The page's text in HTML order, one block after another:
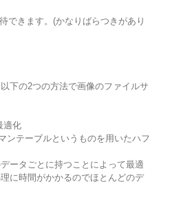
できます。(かなりばらつきがあり
下の2つの方法で画像のファイルサ
適化
ンテーブルというものを用いたハフ
ータごとに持つことによって最適
に時間がかかるのでほとんどのデ